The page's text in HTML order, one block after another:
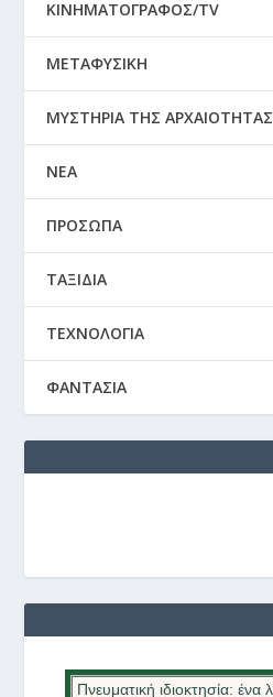
ΚΙΝΗΜΑΤΟΓΡΑΦΟΣ/TV
ΜΕΤΑΦΥΣΙΚΗ
ΜΥΣΤΗΡΙΑ ΤΗΣ ΑΡΧΑΙΟΤΗΤΑΣ
ΝΕΑ
ΠΡΟΣΩΠΑ
ΤΑΞΙΔΙΑ
ΤΕΧΝΟΛΟΓΙΑ
ΦΑΝΤΑΣΙΑ